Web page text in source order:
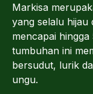
Markisa
yang selalu hijau
mencapai
tumbuhan ini
bersudut, lurik
ungu.